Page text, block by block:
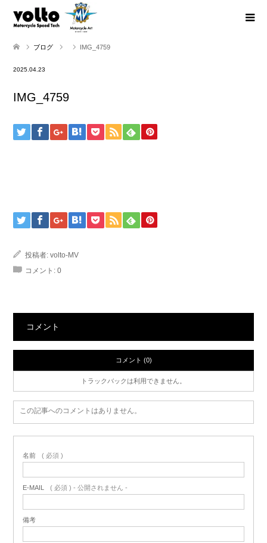
ブログ IMG_4759
2025.04.23
IMG_4759
投稿者: volto-MV
コメント: 0
コメント
コメント (0)
トラックバックは利用できません。
この記事へのコメントはありません。
名前 ( 必須 )
E-MAIL ( 必須 ) - 公開されません -
備考